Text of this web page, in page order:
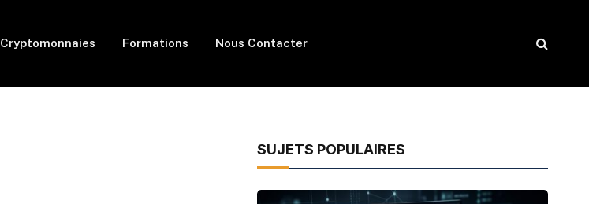
Cryptomonnaies Formations Nous Contacter
SUJETS POPULAIRES